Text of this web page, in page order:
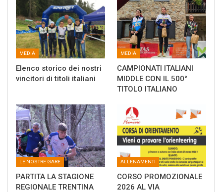
MEDIA
Elenco storico dei nostri
vincitori di titoli italiani
MEDIA
CAMPIONATI ITALIANI
MIDDLE CON IL 500°
TITOLO ITALIANO
LE NOSTRE GARE
PARTITA LA STAGIONE
REGIONALE TRENTINA
ALLENAMENTI
CORSO PROMOZIONALE
2026 AL VIA